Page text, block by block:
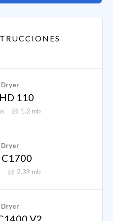
Dryer
110
1.2 mb
Dryer
C1700
2.39 mb
Dryer
V2